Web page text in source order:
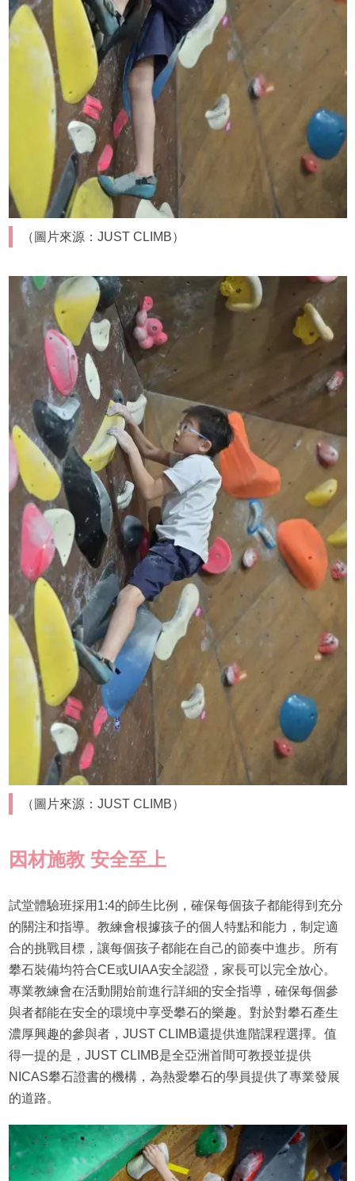
（圖片來源：JUST CLIMB）
（圖片來源：JUST CLIMB）
因材施教 安全至上
試堂體驗班採用1:4的師生比例，確保每個孩子都能得到充分
的關注和指導。教練會根據孩子的個人特點和能力，制定適
合的挑戰目標，讓每個孩子都能在自己的節奏中進步。所有
攀石裝備均符合CE或UIAA安全認證，家長可以完全放心。
專業教練會在活動開始前進行詳細的安全指導，確保每個參
與者都能在安全的環境中享受攀石的樂趣。對於對攀石產生
濃厚興趣的參與者，JUST CLIMB還提供進階課程選擇。值
得一提的是，JUST CLIMB是全亞洲首間可教授並提供
NICAS攀石證書的機構，為熱愛攀石的學員提供了專業發展
的道路。